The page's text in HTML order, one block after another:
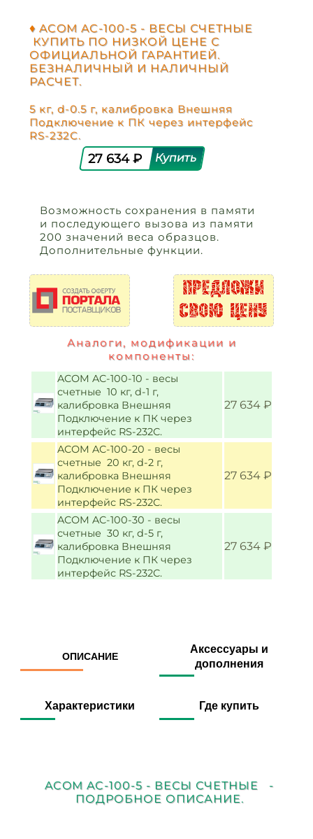
♦ ACOM AC-100-5 - ВЕСЫ СЧЕТНЫЕ
КУПИТЬ ПО НИЗКОЙ ЦЕНЕ С
ОФИЦИАЛЬНОЙ ГАРАНТИЕЙ.
БЕЗНАЛИЧНЫЙ И НАЛИЧНЫЙ
РАСЧЕТ.
5 кг, d-0.5 г, калибровка Внешняя
Подключение к ПК через интерфейс
RS-232C.
27 634 ₽
Возможность сохранения в памяти
и последующего вызова из памяти
200 значений веса образцов.
Дополнительные функции.
Аналоги, модификации и
компоненты:
ACOM AC-100-10 - весы
счетные 10 кг, d-1 г,
калибровка Внешняя
Подключение к ПК через
интерфейс RS-232C.
27 634 ₽
ACOM AC-100-20 - весы
счетные 20 кг, d-2 г,
калибровка Внешняя
Подключение к ПК через
интерфейс RS-232C.
27 634 ₽
ACOM AC-100-30 - весы
счетные 30 кг, d-5 г,
калибровка Внешняя
Подключение к ПК через
интерфейс RS-232C.
27 634 ₽
ОПИСАНИЕ
Аксессуары и
дополнения
Характеристики Где купить
ACOM AC-100-5 - ВЕСЫ СЧЕТНЫЕ -
ПОДРОБНОЕ ОПИСАНИЕ.